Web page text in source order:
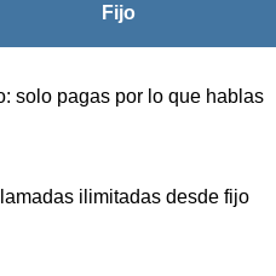
Fijo
solo pagas por lo que hablas
ilimitadas desde fijo